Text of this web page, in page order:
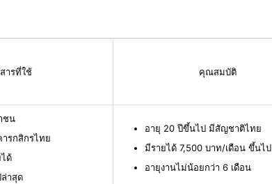
ารที่ใช้ คุณสมบัติ
ชน
รกสิกรไทย
ได้
าสุด
อายุ 20 ปีขึ้นไป มีสัญชาติไทย
มีรายได้ 7,500 บาท/เดือน ขึ้นไป
อายุงานไม่น้อยกว่า 6 เดือน